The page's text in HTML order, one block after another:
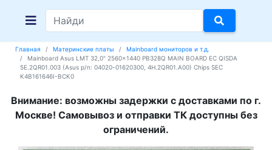
Главная Материнские платы
Mainboard мониторов и т.д.
Mainboard Asus LMT 32,0" 2560x1440 PB328Q MAIN BOARD EC QISDA
5E.2QR01.003 (Asus p/n: 04020-01620300, 4H.2QR01.A00) Chips SEC
K4B161646I-BCK0
Внимание: возможны задержки с доставками по г.
Москве! Самовывоз и отправки ТК доступны без
ограничений.